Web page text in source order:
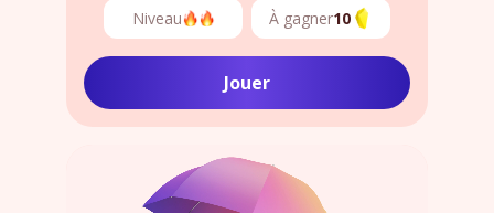
Niveau À gagner10
Jouer